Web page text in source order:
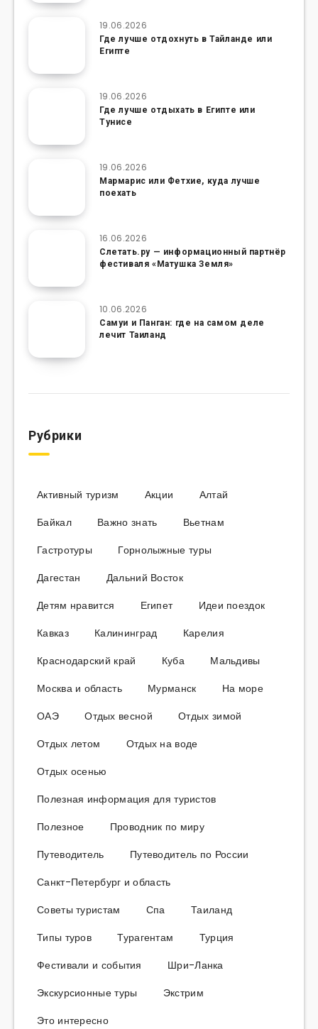
19.06.2026
Где лучше отдохнуть в Тайланде или
Египте
19.06.2026
Где лучше отдыхать в Египте или
Тунисе
19.06.2026
Мармарис или Фетхие, куда лучше
поехать
16.06.2026
Слетать.ру — информационный партнёр
фестиваля «Матушка Земля»
10.06.2026
Самуи и Панган: где на самом деле
лечит Таиланд
Рубрики
Активный туризм Акции
Алтай
Байкал
Важно знать
Вьетнам
Гастротуры
Горнолыжные туры
Дагестан
Дальний Восток
Детям нравится
Египет
Идеи поездок
Кавказ
Калининград
Карелия
Краснодарский край
Куба
Мальдивы
Москва и область
Мурманск
На море
ОАЭ
Отдых весной
Отдых зимой
Отдых летом
Отдых на воде
Отдых осенью
Полезная информация для туристов
Полезное
Проводник по миру
Путеводитель
Путеводитель по России
Санкт-Петербург и область
Советы туристам
Спа
Таиланд
Типы туров
Турагентам
Турция
Фестивали и события
Шри-Ланка
Экскурсионные туры
Экстрим
Это интересно